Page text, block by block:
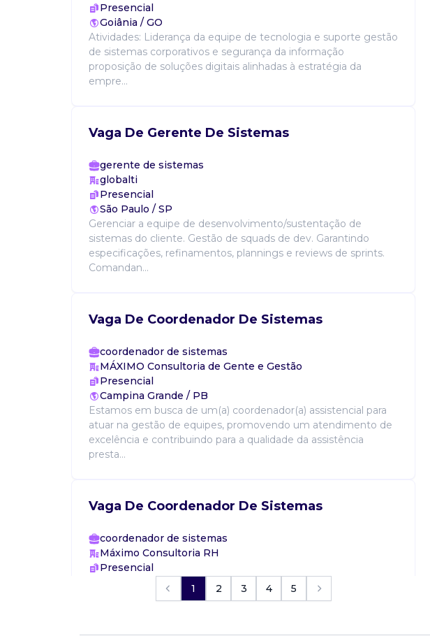
Presencial
Goiânia / GO
Atividades: Liderança da equipe de tecnologia e suporte gestão
de sistemas corporativos e segurança da informação
proposição de soluções digitais alinhadas à estratégia da
empre...
Vaga De Gerente De Sistemas
gerente de sistemas
globalti
Presencial
São Paulo / SP
Gerenciar a equipe de desenvolvimento/sustentação de
sistemas do cliente. Gestão de squads de dev. Garantindo
especificações, refinamentos, plannings e reviews de sprints.
Comandan...
Vaga De Coordenador De Sistemas
coordenador de sistemas
MÁXIMO Consultoria de Gente e Gestão
Presencial
Campina Grande / PB
Estamos em busca de um(a) coordenador(a) assistencial para
atuar na gestão de equipes, promovendo um atendimento de
excelência e contribuindo para a qualidade da assistência
presta...
Vaga De Coordenador De Sistemas
coordenador de sistemas
Máximo Consultoria RH
Presencial
Campina Grande / PB
1 2 3 4 5